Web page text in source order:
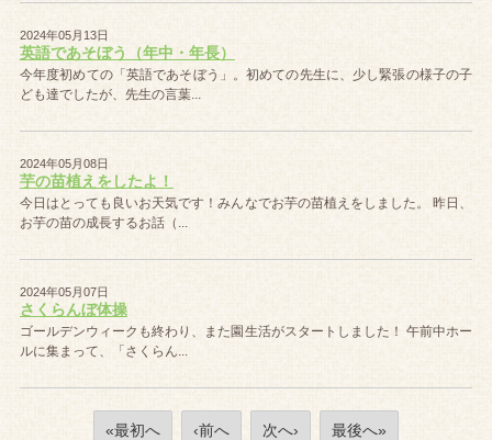
2024年05月13日
英語であそぼう（年中・年長）
今年度初めての「英語であそぼう」。初めての先生に、少し緊張の様子の子
ども達でしたが、先生の言葉...
2024年05月08日
芋の苗植えをしたよ！
今日はとっても良いお天気です！みんなでお芋の苗植えをしました。 昨日、
お芋の苗の成長するお話（...
2024年05月07日
さくらんぼ体操
ゴールデンウィークも終わり、また園生活がスタートしました！ 午前中ホー
ルに集まって、「さくらん...
«最初へ ‹前へ 次へ› 最後へ»